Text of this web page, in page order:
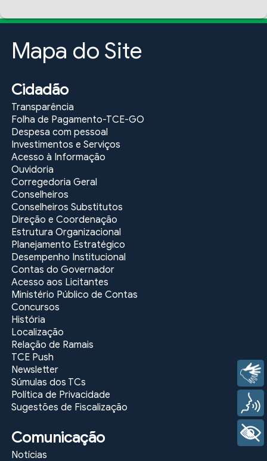
Mapa do Site
Cidadão
Transparência
Folha de Pagamento-TCE-GO
Despesa com pessoal
Investimentos e Serviços
Acesso à Informação
Ouvidoria
Corregedoria Geral
Conselheiros
Conselheiros Substitutos
Direção e Coordenação
Estrutura Organizacional
Planejamento Estratégico
Desempenho Institucional
Contas do Governador
Acesso aos Licitantes
Ministério Público de Contas
Concursos
História
Localização
Relação de Ramais
TCE Push
Newsletter
Súmulas dos TCs
Política de Privacidade
Sugestões de Fiscalização
Comunicação
Notícias